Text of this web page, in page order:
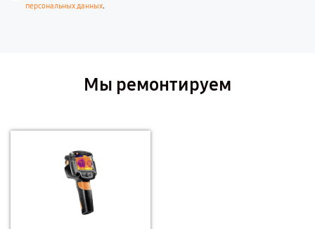
персональных данных.
Мы ремонтируем